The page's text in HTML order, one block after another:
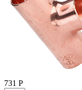
731 Р